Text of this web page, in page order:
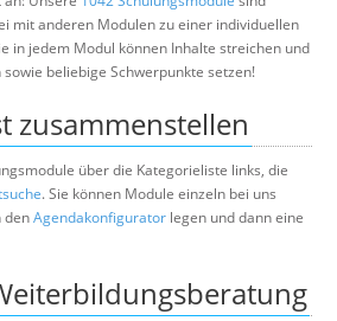
mit anderen Modulen zu einer individuellen
in jedem Modul können Inhalte streichen und
beliebige Schwerpunkte setzen!
zusammenstellen
über die Kategorieliste links, die
. Sie können Module einzeln bei uns
denAgendakonfigurator legen und dann eine